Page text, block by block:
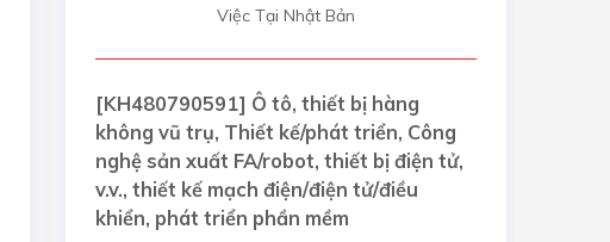
[KH480790591] Ô tô, thiết bị hàng
không vũ trụ, Thiết kế/phát triển, Công
nghệ sản xuất FA/robot, thiết bị điện tử,
v.v., thiết kế mạch điện/điện tử/điều
khiển, phát triển phần mềm